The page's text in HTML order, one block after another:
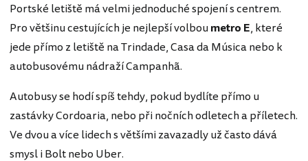
Portské letiště má velmi jednoduché spojení s centrem.
Pro většinu cestujících je nejlepší volboumetro E, které
jede přímo z letiště na Trindade, Casa da Música nebo k
autobusovému nádraží Campanhã.
Autobusy se hodí spíš tehdy, pokud bydlíte přímo u
zastávky Cordoaria, nebo při nočních odletech a příletech.
Ve dvou a více lidech s většími zavazadly už často dává
smysl i Bolt nebo Uber.